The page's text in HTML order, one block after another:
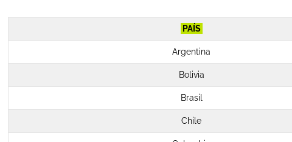
PAÍS
Argentina
Bolivia
Brasil
Chile